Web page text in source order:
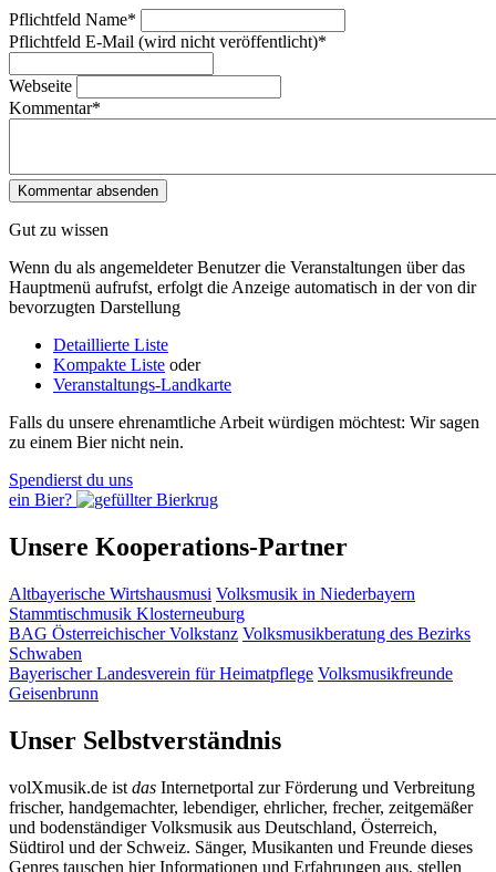
Pflichtfeld Name*
Pflichtfeld E-Mail (wird nicht veröffentlicht)*
Webseite
Kommentar*
Gut zu wissen
Wenn du als angemeldeter Benutzer die Veranstaltungen über das
Hauptmenü aufrufst, erfolgt die Anzeige automatisch in der von dir
bevorzugten Darstellung
Detaillierte Liste
Kompakte Liste oder
Veranstaltungs-Landkarte
Falls du unsere ehrenamtliche Arbeit würdigen möchtest: Wir sagen
zu einem Bier nicht nein.
Spendierst du uns
ein Bier?
Unsere Kooperations-Partner
Altbayerische Wirtshausmusi Volksmusik in Niederbayern
Stammtischmusik Klosterneuburg
BAG Österreichischer Volkstanz Volksmusikberatung des Bezirks
Schwaben
Bayerischer Landesverein für Heimatpflege Volksmusikfreunde
Geisenbrunn
Unser Selbstverständnis
volXmusik.de ist das Internetportal zur Förderung und Verbreitung
frischer, handgemachter, lebendiger, ehrlicher, frecher, zeitgemäßer
und bodenständiger Volksmusik aus Deutschland, Österreich,
Südtirol und der Schweiz. Sänger, Musikanten und Freunde dieses
Genres tauschen hier Informationen und Erfahrungen aus, stellen